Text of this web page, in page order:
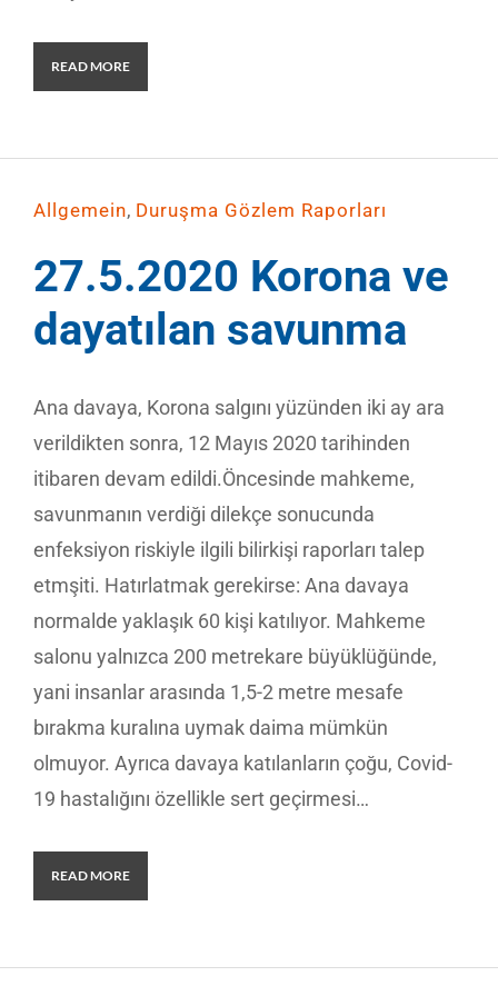
READ MORE
Allgemein, Duruşma Gözlem Raporları
27.5.2020 Korona ve
dayatılan savunma
Ana davaya, Korona salgını yüzünden iki ay ara
verildikten sonra, 12 Mayıs 2020 tarihinden
itibaren devam edildi.Öncesinde mahkeme,
savunmanın verdiği dilekçe sonucunda
enfeksiyon riskiyle ilgili bilirkişi raporları talep
etmşiti. Hatırlatmak gerekirse: Ana davaya
normalde yaklaşık 60 kişi katılıyor. Mahkeme
salonu yalnızca 200 metrekare büyüklüğünde,
yani insanlar arasında 1,5-2 metre mesafe
bırakma kuralına uymak daima mümkün
olmuyor. Ayrıca davaya katılanların çoğu, Covid-
19 hastalığını özellikle sert geçirmesi…
READ MORE